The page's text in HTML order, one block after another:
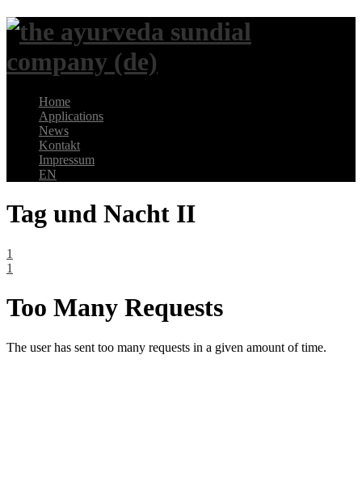
Home
Applications
News
Kontakt
Impressum
EN
Tag und Nacht II
1
1